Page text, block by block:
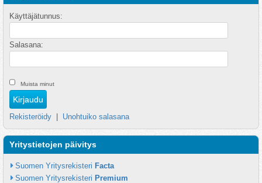
Käyttäjätunnus:
Salasana:
Muista minut
Rekisteröidy Unohtuiko salasana
Yritystietojen päivitys
Suomen Yritysrekisteri Facta
Suomen Yritysrekisteri Premium